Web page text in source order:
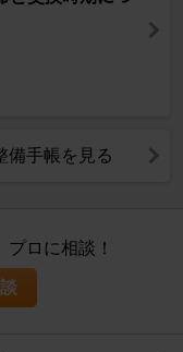
備手帳を見る
ロに相談！